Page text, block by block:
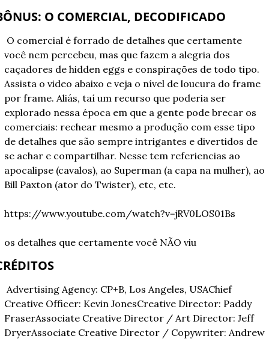
O COMERCIAL, DECODIFICADO
O comercial é forrado de detalhes que certamente
você nem percebeu, mas que fazem a alegria dos
caçadores de hidden eggs e conspirações de todo tipo.
Assista o video abaixo e veja o nível de loucura do frame
por frame. Aliás, taí um recurso que poderia ser
explorado nessa época em que a gente pode brecar os
comerciais: rechear mesmo a produção com esse tipo
de detalhes que são sempre intrigantes e divertidos de
se achar e compartilhar. Nesse tem referiencias ao
apocalipse (cavalos), ao Superman (a capa na mulher), ao
Bill Paxton (ator do Twister), etc, etc.
https://www.youtube.com/watch?v=jRV0LOS01Bs
os detalhes que certamente você NÃO viu
Advertising Agency: CP+B, Los Angeles, USAChief
Creative Officer: Kevin JonesCreative Director: Paddy
FraserAssociate Creative Director / Art Director: Jeff
DryerAssociate Creative Director / Copywriter: Andrew